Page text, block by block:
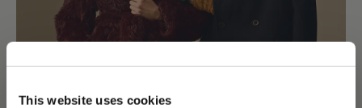
This website uses cookies
Autorizzo il trattamento dei miei dati per finalità di
marketing (ricevere newsletter, novità , promozioni)